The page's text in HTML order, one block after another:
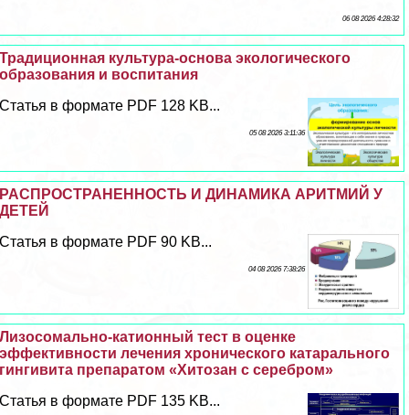
06 08 2026 4:28:32
Традиционная культура-основа экологического
образования и воспитания
Статья в формате PDF 128 KB...
05 08 2026 3:11:36
РАСПРОСТРАНЕННОСТЬ И ДИНАМИКА АРИТМИЙ У
ДЕТЕЙ
Статья в формате PDF 90 KB...
04 08 2026 7:38:26
Лизосомально-катионный тест в оценке
эффективности лечения хронического катарального
гингивита препаратом «Хитозан с серебром»
Статья в формате PDF 135 KB...